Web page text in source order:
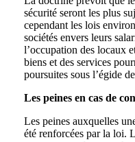
sécurité seront les plus
cependant les lois
sociétés envers leurs
l’occupation des locaux
biens et des services
poursuites sous l’égide
Les peines en cas de
Les peines auxquelles
été renforcées par la loi.